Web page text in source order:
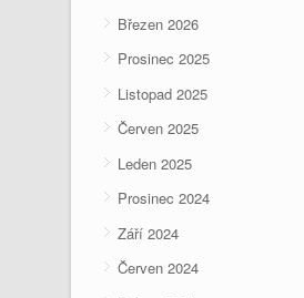
Březen 2026
Prosinec 2025
Listopad 2025
Červen 2025
Leden 2025
Prosinec 2024
Září 2024
Červen 2024